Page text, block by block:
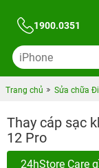
1900.0351
Trang chủ Sửa chữa
Thay cáp sạc
12 Pro
24hStore Care